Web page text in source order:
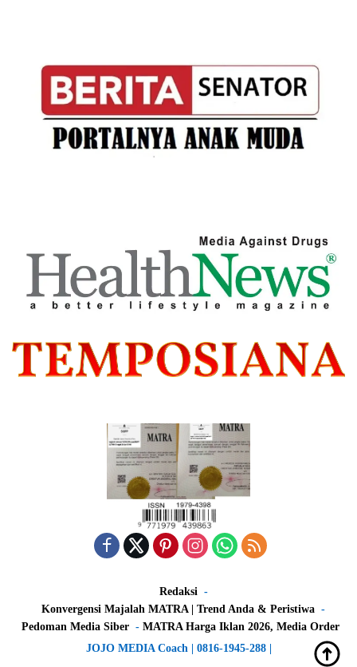
Redaksi
Konvergensi Majalah MATRA | Trend Anda & Peristiwa
Pedoman Media Siber
MATRA Harga Iklan 2026, Media Order
JOJO MEDIA Coach | 0816-1945-288 |